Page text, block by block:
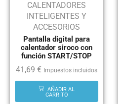
CALENTADORES
INTELIGENTES Y
ACCESORIOS
Pantalla digital para
calentador siroco con
función START/STOP
41,69 € Impuestos incluidos
AÑADIR AL
CARRITO